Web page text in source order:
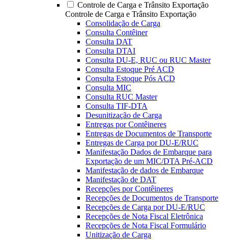
Controle de Carga e Trânsito Exportação
Controle de Carga e Trânsito Exportação
Consolidação de Carga
Consulta Contêiner
Consulta DAT
Consulta DTAI
Consulta DU-E, RUC ou RUC Master
Consulta Estoque Pré ACD
Consulta Estoque Pós ACD
Consulta MIC
Consulta RUC Master
Consulta TIF-DTA
Desunitização de Carga
Entregas por Contêineres
Entregas de Documentos de Transporte
Entregas de Carga por DU-E/RUC
Manifestação Dados de Embarque para
Exportação de um MIC/DTA Pré-ACD
Manifestação de dados de Embarque
Manifestação de DAT
Recepções por Contêineres
Recepções de Documentos de Transporte
Recepções de Carga por DU-E/RUC
Recepções de Nota Fiscal Eletrônica
Recepções de Nota Fiscal Formulário
Unitização de Carga